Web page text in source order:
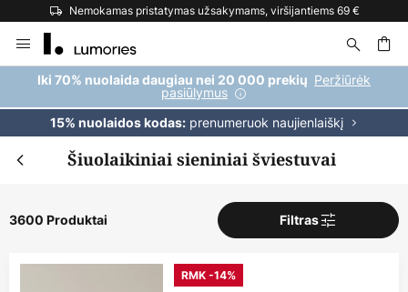
Nemokamas pristatymas užsakymams, viršijantiems 69 €
to
Content
Iki 70% nuolaida daugiau nei 20 000 prekių Peržiūrėk
pasiūlymus
15% nuolaidos kodas:prenumeruok naujienlaiškį
Šiuolaikiniai sieniniai šviestuvai
3600 Produktai Filtras
RMK -14%